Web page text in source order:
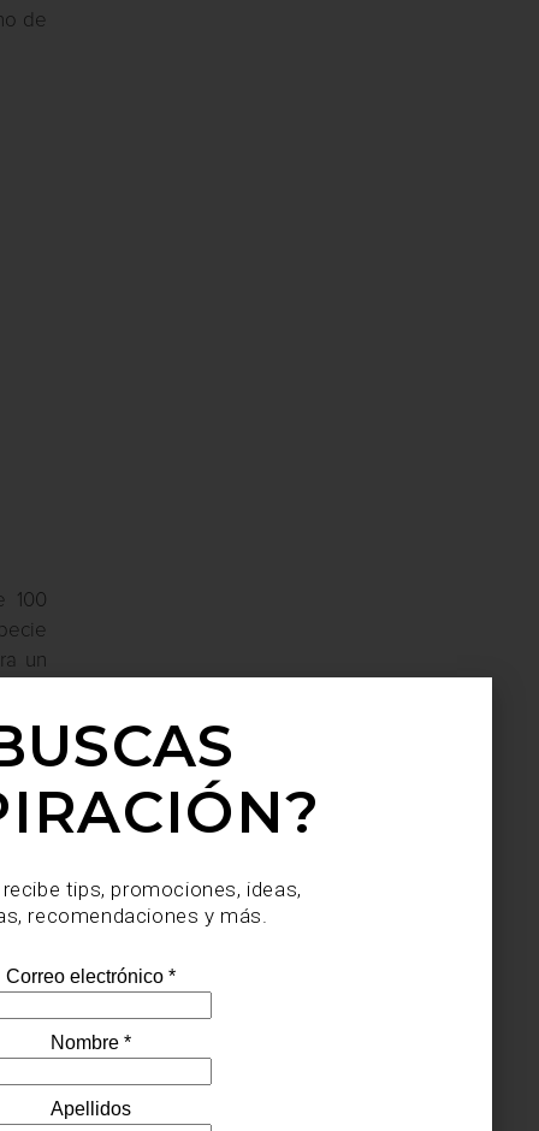
de
100
un
tips, promociones, ideas,
recomendaciones y más.